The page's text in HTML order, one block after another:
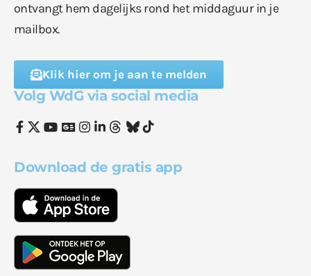
ontvangt hem dagelijks rond het middaguur in je
mailbox.
Klik hier om je aan te melden
Volg WdG via social media
Download de gratis app